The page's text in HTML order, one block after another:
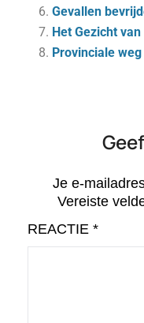
Gevallen
Het Gezicht
Provinciale
Je e-
Vereiste
REACTIE *